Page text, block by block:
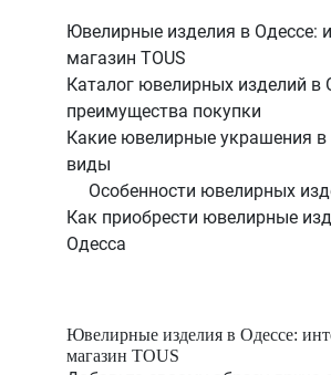
Ювелирные изделия в Одессе:
магазин TOUS
Каталог ювелирных изделий в
преимущества покупки
Какие ювелирные украшения в
виды
Особенности ювелирных
Как приобрести ювелирные
Одесса
Ювелирные изделия в Одессе:
магазин TOUS